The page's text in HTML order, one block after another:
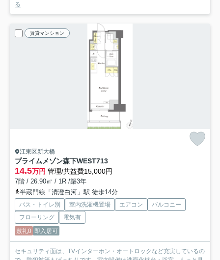
る
賃貸マンション
江東区新大橋
プライムメゾン森下WEST713
14.5万円 管理/共益費15,000円
7階 / 26.90㎡ / 1R /築3年
半蔵門線「清澄白河」駅 徒歩14分
バス・トイレ別 室内洗濯機置場 エアコン
バルコニー
フローリング
電気有
敷礼0 即入居可
セキュリティ面は、TVインターホン・オートロックなど充実しているの